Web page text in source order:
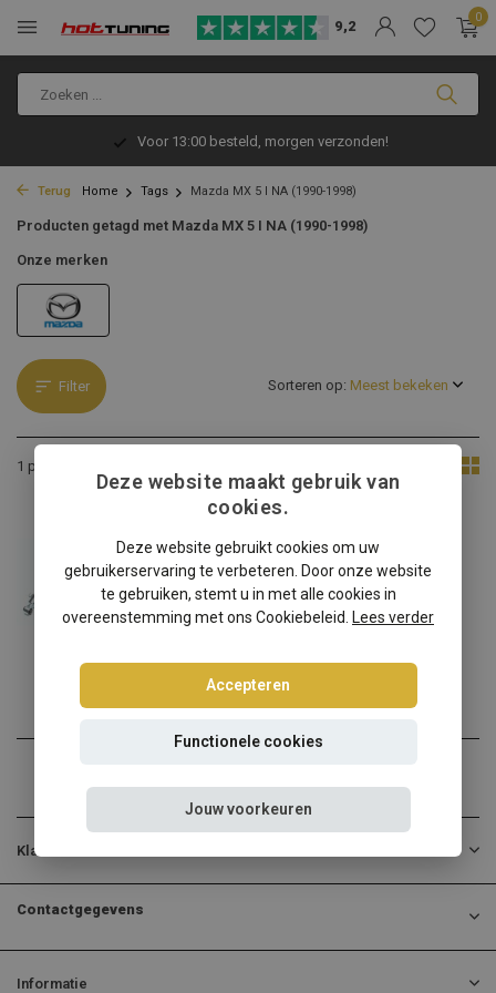
9,2
0
Voor 13:00 besteld, morgen verzonden!
Terug Home Tags Mazda MX 5 I NA (1990-1998)
Producten getagd met Mazda MX 5 I NA (1990-1998)
Onze merken
Filter
1 product
Sorteren op:
Mazda MX 5 I NA schroefset (1990-1998)
Mazda MX 5 I NA? Kies dan...
€274,95
Klantenservice
Contactgegevens
Informatie
Deze website maakt gebruik van
cookies.
Deze website gebruikt cookies om uw
gebruikerservaring te verbeteren. Door onze website
te gebruiken, stemt u in met alle cookies in
overeenstemming met ons Cookiebeleid.
Lees verder
Accepteren
Functionele cookies
Jouw voorkeuren